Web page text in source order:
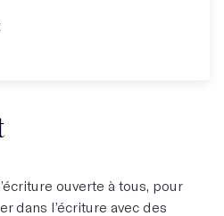
ouverte à tous, pour
dans l’écriture avec des